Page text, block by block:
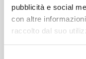
pubblicità e social
con altre
raccolto dal suo
persone, ha il
case
lecito dire che la